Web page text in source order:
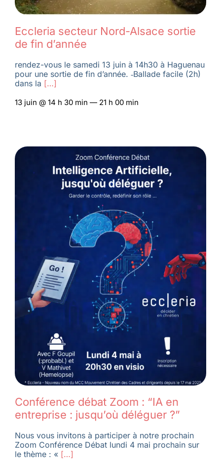
Eccleria secteur Nord-Alsace sortie
de fin d’année
rendez-vous le samedi 13 juin à 14h30 à Haguenau
pour une sortie de fin d’année. ‑Ballade facile (2h)
dans la […]
13 juin @ 14 h 30 min — 21 h 00 min
Conférence débat Zoom : “IA en
entreprise : jusqu’où déléguer ?”
Nous vous invitons à participer à notre prochain
Zoom Conférence Débat lundi 4 mai prochain sur
le thème : «[…]